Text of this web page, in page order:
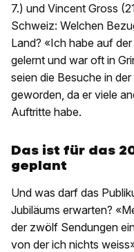
7.) und Vincent Gross
Schweiz: Welchen
Land? «Ich habe auf
gelernt und war oft in
seien die Besuche in
geworden, da er viele
Auftritte habe.
Das ist für das
geplant
Und was darf das
Jubiläums erwarten?
der zwölf Sendungen
von der ich nichts